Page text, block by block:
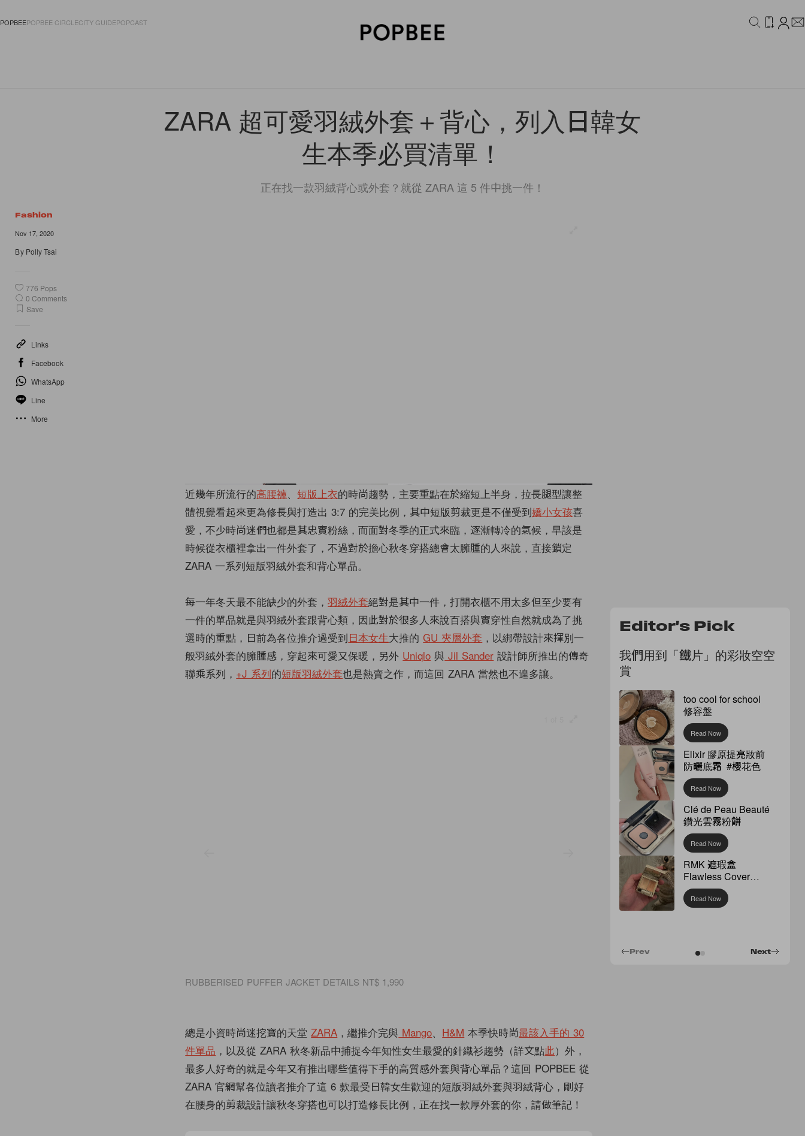
POPBEEPOPBEE CIRCLECITY GUIDEPOPCAST
ZARA 超可愛羽絨外套＋背心，列入日韓女
生本季必買清單！
正在找一款羽絨背心或外套？就從 ZARA 這 5 件中挑一件！
Fashion
Nov 17, 2020
By Polly Tsai
776 Pops
0 Comments
Save
Links
Facebook
WhatsApp
Line
More
近幾年所流行的高腰褲、 短版上衣的時尚趨勢，主要重點在於縮短上半身，拉長腿型讓整
體視覺看起來更為修長與打造出 3:7 的完美比例，其中短版剪裁更是不僅受到嬌小女孩喜
愛，不少時尚迷們也都是其忠實粉絲，而面對冬季的正式來臨，逐漸轉冷的氣候，早該是
時候從衣櫃裡拿出一件外套了，不過對於擔心秋冬穿搭總會太臃腫的人來說，直接鎖定
ZARA 一系列短版羽絨外套和背心單品。
每一年冬天最不能缺少的外套，羽絨外套絕對是其中一件，打開衣櫃不用太多但至少要有
一件的單品就是與羽絨外套跟背心類，因此對於很多人來說百搭與實穿性自然就成為了挑
選時的重點，日前為各位推介過受到日本女生大推的GU 夾層外套 ，以綁帶設計來揮別一
般羽絨外套的臃腫感，穿起來可愛又保暖，另外 Uniqlo 與 Jil Sander 設計師所推出的傳奇
聯乘系列， +J 系列的短版羽絨外套也是熱賣之作，而這回 ZARA 當然也不遑多讓。
RUBBERISED PUFFER JACKET DETAILS NT$ 1,990
總是小資時尚迷挖寶的天堂ZARA ，繼推介完與 Mango、 H&M 本季快時尚最該入手的 30
件單品 ，以及從 ZARA 秋冬新品中捕捉今年知性女生最愛的針織衫趨勢（詳文點此）外，
最多人好奇的就是今年又有推出哪些值得下手的高質感外套與背心單品？這回 POPBEE 從
ZARA 官網幫各位讀者推介了這 6 款最受日韓女生歡迎的短版羽絨外套與羽絨背心，剛好
在腰身的剪裁設計讓秋冬穿搭也可以打造修長比例，正在找一款厚外套的你，請做筆記！
Editor's Pick
我們用到「鐵片」的彩妝空空
賞
too cool for school
修容盤
Read Now
Elixir 膠原提亮妝前
防曬底霜 #櫻花色
Read Now
Clé de Peau Beauté
鑽光雲霧粉餅
Read Now
RMK 遮瑕盒
Flawless Cover
Concealer
Read Now
Next
Prev